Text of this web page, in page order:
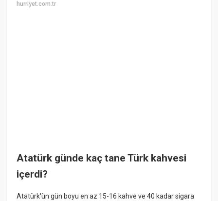
hurriyet.com.tr
Atatürk günde kaç tane Türk kahvesi
içerdi?
Atatürk'ün gün boyu en az 15-16 kahve ve 40 kadar sigara